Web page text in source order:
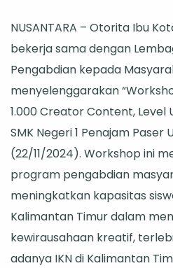
NUSANTARA – Otorita Ibu
bekerja sama dengan
Pengabdian kepada
menyelenggarakan
1.000 Creator Content, Level
SMK Negeri 1 Penajam
(22/11/2024). Workshop ini
program pengabdian
meningkatkan kapasitas
Kalimantan Timur dalam
kewirausahaan kreatif,
adanya IKN di Kalimantan